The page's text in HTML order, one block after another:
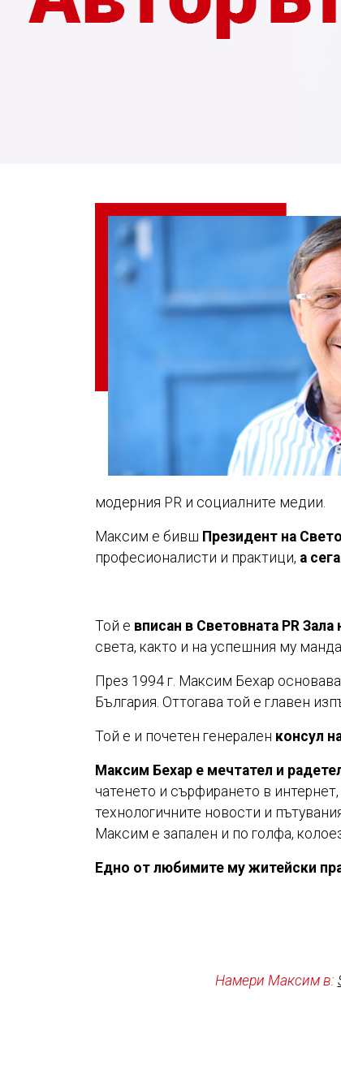
модерния PR и социалните медии.
Максим е бивш Президент на
професионалисти и практици, а
Той е вписан в Световната PR
света, както и на успешния му
През 1994 г. Максим Бехар основава
България. Оттогава той е главен
Той е и почетен генерален консул
Максим Бехар е мечтател и
чатенето и сърфирането в
технологичните новости и
Максим е запален и по голфа,
Едно от любимите му житейски
Намери Максим в: